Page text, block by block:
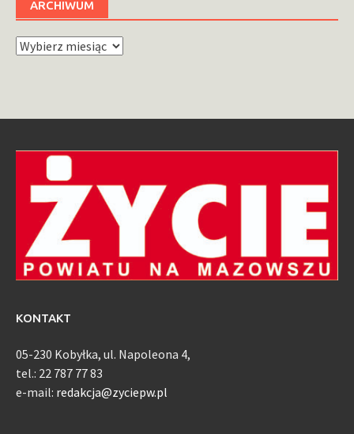
ARCHIWUM
Archiwum
KONTAKT
05-230 Kobyłka, ul. Napoleona 4,
tel.: 22 787 77 83
e-mail: redakcja@zyciepw.pl